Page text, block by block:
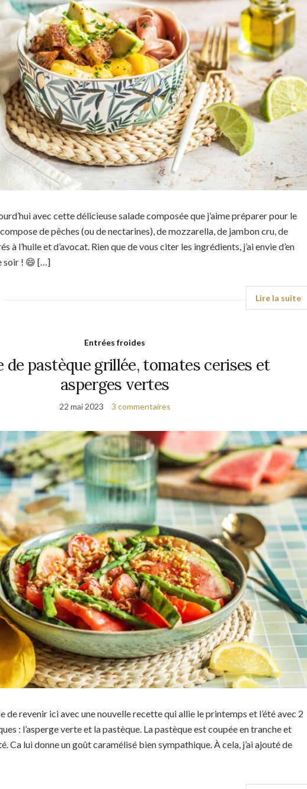
avec cette délicieuse salade composée que j’aime préparer pour le
de pêches (ou de nectarines), de mozzarella, de jambon cru, de
à l’huile et d’avocat. Rien que de vous citer les ingrédients, j’ai envie d’en
soir ! 😄 […]
Entrées froides
de pastèque grillée, tomates cerises et
asperges vertes
22 mai 2023 3 commentaires
de revenir ici avec une nouvelle recette qui allie le printemps et l’été avec 2
: l’asperge verte et la pastèque. La pastèque est coupée en tranche et
Ca lui donne un goût caramélisé bien sympathique. À cela, j’ai ajouté de